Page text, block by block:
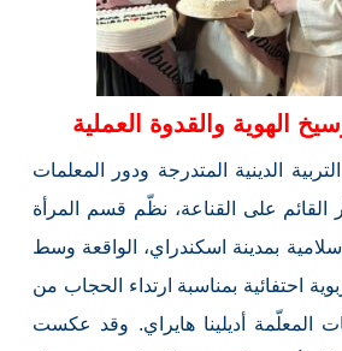
الهوية والقدوة العملية
الدينية المتدرجة ودور المعلمات
القائم على القناعة، نظّم قسم المرأة
بمدينة اسكندراي، الواقعة وسط
احتفائية بمناسبة ارتداء الحجاب من
المعلّمة أديلينا هايراي. وقد عكست